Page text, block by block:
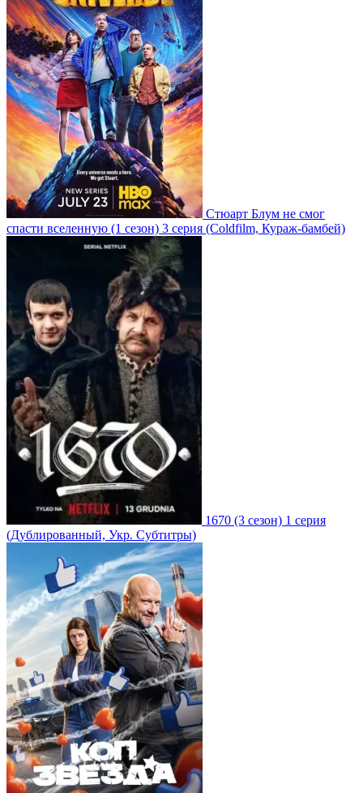
Стюарт Блум не смог
спасти вселенную (1 сезон) 3 серия (Coldfilm, Кураж-бамбей)
1670 (3 сезон) 1 серия
(Дублированный, Укр. Субтитры)